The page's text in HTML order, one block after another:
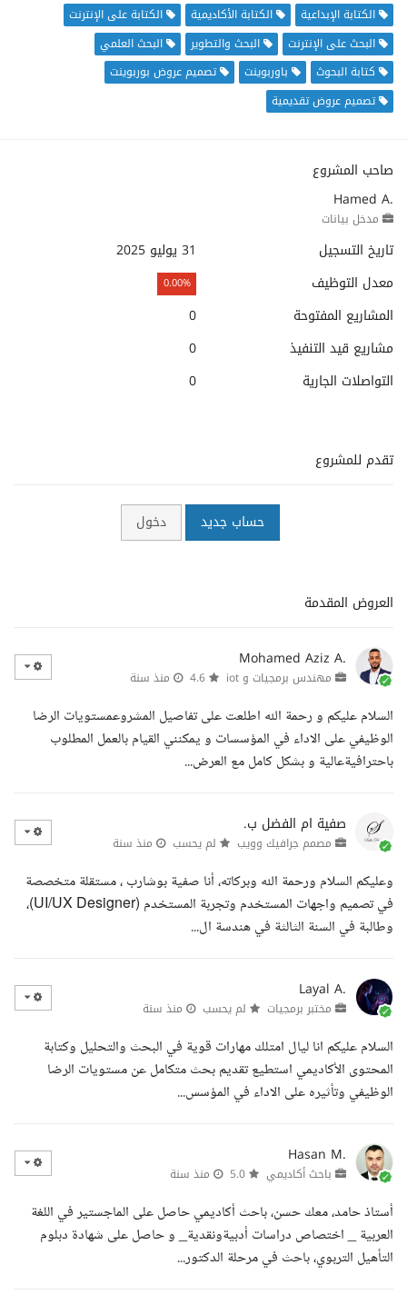
الكتابة الإبداعية الكتابة الأكاديمية
الكتابة على الإنترنت
البحث على الإنترنت
البحث والتطوير
البحث العلمي
كتابة البحوث
باوربوينت
تصميم عروض بوربوينت
تصميم عروض تقديمية
صاحب المشروع
Hamed A.
مدخل بيانات
تاريخ التسجيل
31 يوليو 2025
معدل التوظيف
0.00%
المشاريع المفتوحة
0
مشاريع قيد التنفيذ
0
التواصلات الجارية
0
تقدم للمشروع
حساب جديد دخول
العروض المقدمة
Mohamed Aziz A.
مهندس برمجيات و iot منذ سنة
السلام عليكم و رحمة الله اطلعت على تفاصيل المشروعمستويات الرضا
الوظيفي على الاداء في المؤسسات و يمكنني القيام بالعمل المطلوب
باحترافيةعالية و بشكل كامل مع العرض...
صفية ام الفضل ب.
مصمم جرافيك وويب لم يحسب منذ سنة
وعليكم السلام ورحمة الله وبركاته، أنا صفية بوشارب ، مستقلة متخصصة
في تصميم واجهات المستخدم وتجربة المستخدم (UI/UX Designer)،
وطالبة في السنة الثالثة في هندسة ال...
Layal A.
مختبر برمجيات لم يحسب منذ سنة
السلام عليكم انا ليال امتلك مهارات قوية في البحث والتحليل وكتابة
المحتوى الأكاديمي استطيع تقديم بحث متكامل عن مستويات الرضا
الوظيفي وتأثيره على الاداء في المؤسس...
Hasan M.
باحث أكاديمي منذ سنة
أستاذ حامد، معك حسن، باحث أكاديمي حاصل على الماجستير في اللغة
العربية _ اختصاص دراسات أدبيةونقدية_ و حاصل على شهادة دبلوم
التأهيل التربوي، باحث في مرحلة الدكتور...